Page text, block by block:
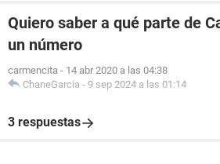
Quiero saber a qué parte de
un número
carmencita - 14 abr 2020 a las 04:38
ChaneGarcia - 9 sep 2024 a las 01:14
3 respuestas